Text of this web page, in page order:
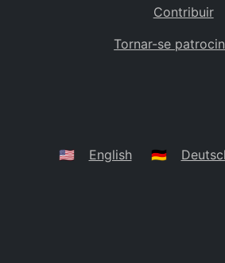
Contribuir
Tornar-se
🇺🇸 English 🇩🇪